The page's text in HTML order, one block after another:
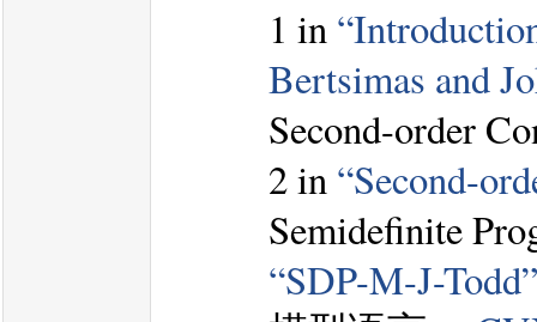
1 in
Bertsimas and
Second-order
2 in “Second-
Semidefinite
“SDP-M-J-Todd”